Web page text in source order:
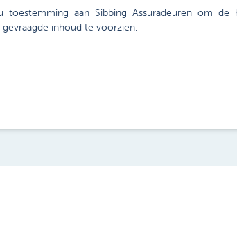
aan Sibbing Assuradeuren om de
inhoud te voorzien.